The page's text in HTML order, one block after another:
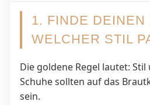
1. FINDE DEINEN
WELCHER STIL
Die goldene Regel lautet:
Schuhe sollten auf das
sein.